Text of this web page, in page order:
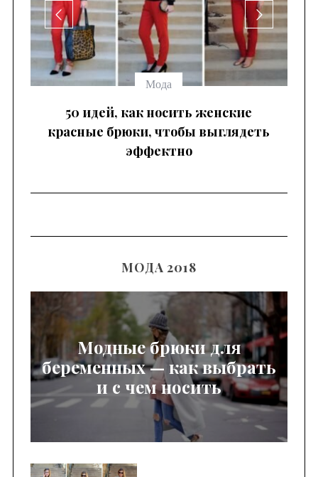
Мода
50 идей, как носить женские
красные брюки, чтобы выглядеть
эффектно
МОДА 2018
Модные брюки для
беременных — как выбрать
и с чем носить